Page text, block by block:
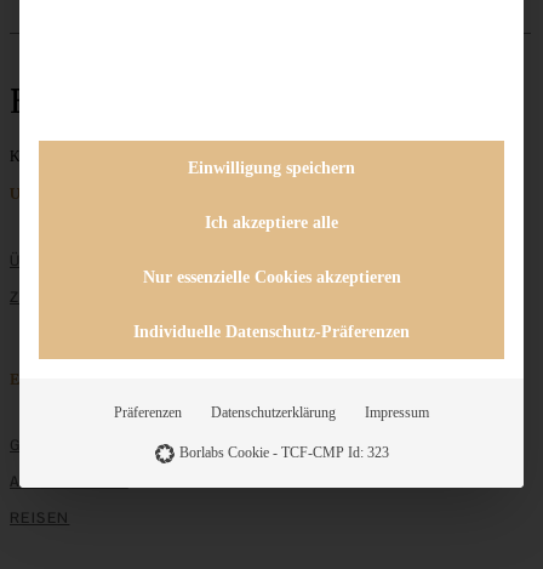
Erbeergebäck
Keine Beiträge gefunden
Unternehmen
ÜBER MICH
ZUSAMMENARBEIT
Entdecken
GRUNDLAGEN
ALLE REZEPTE
REISEN
Einwilligung speichern
Ich akzeptiere alle
Nur essenzielle Cookies akzeptieren
Individuelle Datenschutz-Präferenzen
Präferenzen Datenschutzerklärung Impressum
Borlabs Cookie - TCF-CMP Id: 323